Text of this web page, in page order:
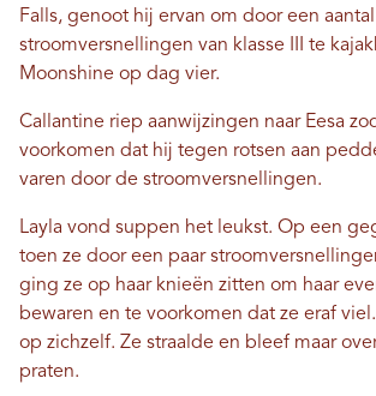
Falls, genoot hij ervan om door een aantal
stroomversnellingen van klasse III te
Moonshine op dag vier.
Callantine riep aanwijzingen naar Eesa
voorkomen dat hij tegen rotsen aan
varen door de stroomversnellingen.
Layla vond suppen het leukst. Op een
toen ze door een paar
ging ze op haar knieën zitten om haar
bewaren en te voorkomen dat ze eraf
op zichzelf. Ze straalde en bleef maar
praten.